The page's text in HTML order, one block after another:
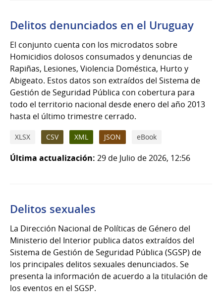
Delitos denunciados en el Uruguay
El conjunto cuenta con los microdatos sobre
Homicidios dolosos consumados y denuncias de
Rapiñas, Lesiones, Violencia Doméstica, Hurto y
Abigeato. Estos datos son extraídos del Sistema de
Gestión de Seguridad Pública con cobertura para
todo el territorio nacional desde enero del año 2013
hasta el último trimestre cerrado.
XLSX CSV XML JSON eBook
Última actualización: 29 de Julio de 2026, 12:56
Delitos sexuales
La Dirección Nacional de Políticas de Género del
Ministerio del Interior publica datos extraídos del
Sistema de Gestión de Seguridad Pública (SGSP) de
los principales delitos sexuales denunciados. Se
presenta la información de acuerdo a la titulación de
los eventos en el SGSP.